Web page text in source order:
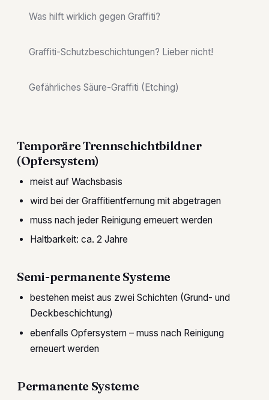
Was hilft wirklich gegen Graffiti?
Graffiti-Schutzbeschichtungen? Lieber nicht!
Gefährliches Säure-Graffiti (Etching)
Temporäre Trennschichtbildner
(Opfersystem)
meist auf Wachsbasis
wird bei der Graffitientfernung mit abgetragen
muss nach jeder Reinigung erneuert werden
Haltbarkeit: ca. 2 Jahre
Semi-permanente Systeme
bestehen meist aus zwei Schichten (Grund- und
Deckbeschichtung)
ebenfalls Opfersystem – muss nach Reinigung
erneuert werden
Permanente Systeme